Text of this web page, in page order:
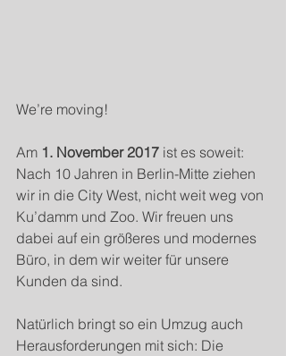
We’re moving!
Am 1. November 2017 ist es soweit:
Nach 10 Jahren in Berlin-Mitte ziehen
wir in die City West, nicht weit weg von
Ku’damm und Zoo. Wir freuen uns
dabei auf ein größeres und modernes
Büro, in dem wir weiter für unsere
Kunden da sind.
Natürlich bringt so ein Umzug auch
Herausforderungen mit sich: Die